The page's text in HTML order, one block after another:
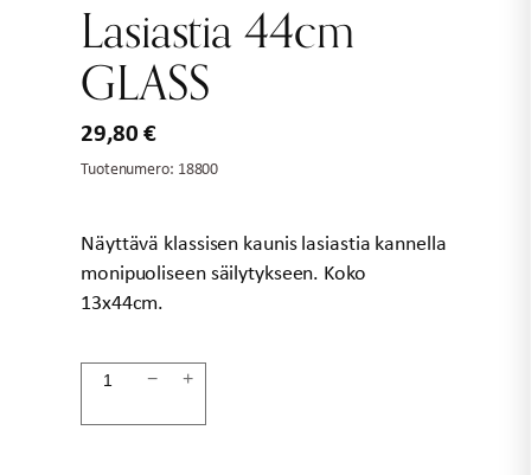
Lasiastia 44cm
GLASS
29,80€
Tuotenumero: 18800
Näyttävä klassisen kaunis lasiastia kannella
monipuoliseen säilytykseen. Koko
13x44cm.
Lasiastia− +